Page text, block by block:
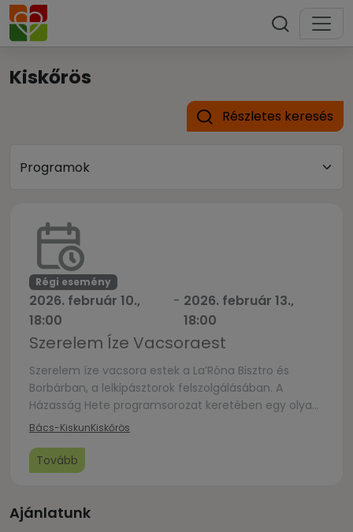
Kiskőrös
Részletes keresés
Régi esemény
2026. február 10.,
18:00
- 2026. február 13.,
18:00
Szerelem Íze Vacsoraest
Szerelem íze vacsora estek a La’Róna Bisztro és
Borbárban, a lelkipásztorok felszolgálásában. A
Házasság Hete programsorozat keretében egy olyan
vacsorára hívjuk a házaspárokat, melynek során a
tartalmak várják az érdeklődőket. Február 10 kedd
18:00 óra Február 13 péntek 18:00 óra Részvételi díj két
Bács-KiskunKiskőrös
Tovább
Ajánlatunk